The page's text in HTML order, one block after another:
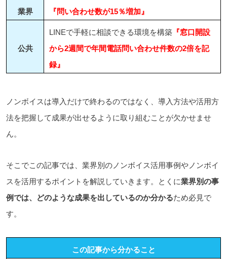
業界
『問い合わせ数が15％増加』
公共
LINEで手軽に相談できる環境を構築 『窓口開設
から2週間で年間電話問い合わせ件数の2倍を記
録』
ノンボイスは導入だけで終わるのではなく、導入方法や活用方
法を把握して成果が出せるように取り組むことが欠かせませ
ん。
そこでこの記事では、業界別のノンボイス活用事例やノンボイ
スを活用するポイントを解説していきます。とくに業界別の事
例では、どのような成果を出しているのか分かるため必見で
す。
この記事から分かること